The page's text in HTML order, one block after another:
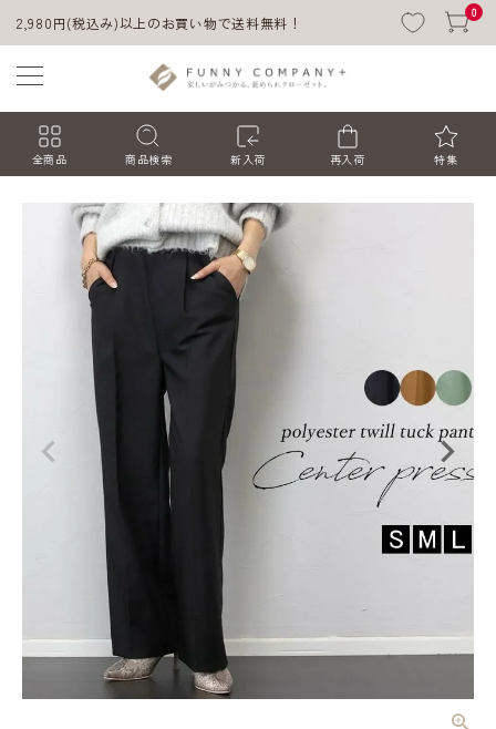
2,980円(税込み)以上のお買い物で送料無料！
0
全商品 商品検索 新入荷 再入荷 特集
ACCOUNT MENU
ようこそ ゲスト 様
会員登録
ル★エステル